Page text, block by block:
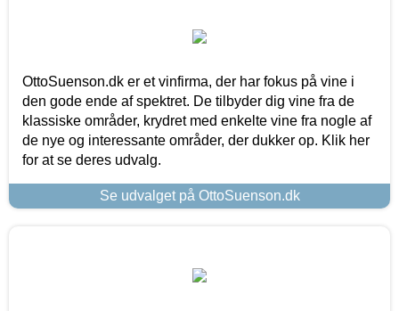
OttoSuenson.dk er et vinfirma, der har fokus på vine i
den gode ende af spektret. De tilbyder dig vine fra de
klassiske områder, krydret med enkelte vine fra nogle af
de nye og interessante områder, der dukker op. Klik her
for at se deres udvalg.
Se udvalget på OttoSuenson.dk